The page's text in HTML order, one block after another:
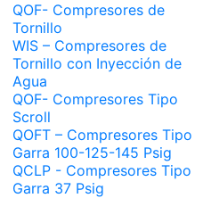
QOF- Compresores de
Tornillo
WIS – Compresores de
Tornillo con Inyección de
Agua
QOF- Compresores Tipo
Scroll
QOFT – Compresores Tipo
Garra 100-125-145 Psig
QCLP - Compresores Tipo
Garra 37 Psig